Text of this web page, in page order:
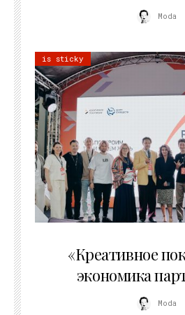
Moda
is sticky
«Креативное
экономика
Moda